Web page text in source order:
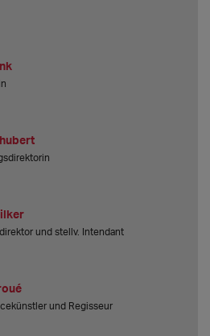
und stellv. Intendant
und Regisseur